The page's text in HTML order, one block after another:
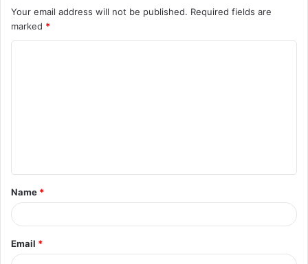
Your email address will not be published. Required fields are
marked *
t
*
Name *
Email *